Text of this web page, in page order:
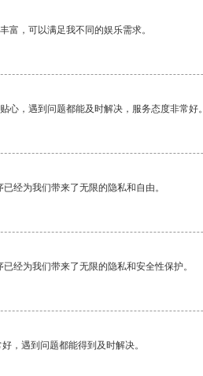
富，可以满足我不同的娱乐需求。
心，遇到问题都能及时解决，服务态度非常好。
经为我们带来了无限的隐私和自由。
经为我们带来了无限的隐私和安全性保护。
，遇到问题都能得到及时解决。